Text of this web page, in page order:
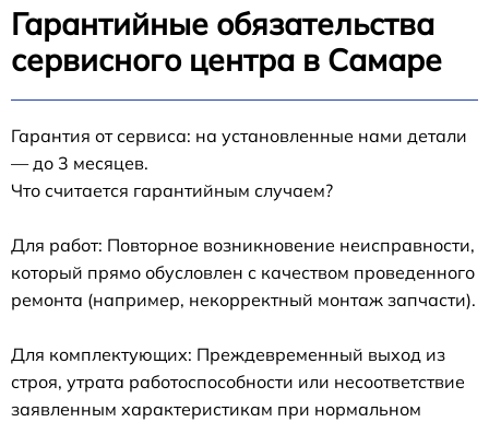
Гарантийные обязательства
сервисного центра в Самаре
Гарантия от сервиса: на установленные нами детали
— до 3 месяцев.
Что считается гарантийным случаем?
Для работ: Повторное возникновение неисправности,
который прямо обусловлен с качеством проведенного
ремонта (например, некорректный монтаж запчасти).
Для комплектующих: Преждевременный выход из
строя, утрата работоспособности или несоответствие
заявленным характеристикам при нормальном